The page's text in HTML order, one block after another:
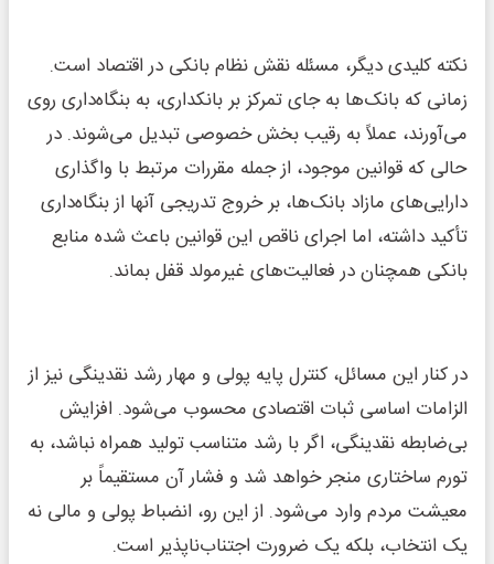
نکته کلیدی دیگر، مسئله نقش نظام بانکی در اقتصاد است.
زمانی که بانک‌ها به جای تمرکز بر بانکداری، به بنگاه‌داری روی
می‌آورند، عملاً به رقیب بخش خصوصی تبدیل می‌شوند. در
حالی که قوانین موجود، از جمله مقررات مرتبط با واگذاری
دارایی‌های مازاد بانک‌ها، بر خروج تدریجی آنها از بنگاه‌داری
تأکید داشته، اما اجرای ناقص این قوانین باعث شده منابع
بانکی همچنان در فعالیت‌های غیرمولد قفل بماند.
در کنار این مسائل، کنترل پایه پولی و مهار رشد نقدینگی نیز از
الزامات اساسی ثبات اقتصادی محسوب می‌شود. افزایش
بی‌ضابطه نقدینگی، اگر با رشد متناسب تولید همراه نباشد، به
تورم ساختاری منجر خواهد شد و فشار آن مستقیماً بر
معیشت مردم وارد می‌شود. از این رو، انضباط پولی و مالی نه
یک انتخاب، بلکه یک ضرورت اجتناب‌ناپذیر است.